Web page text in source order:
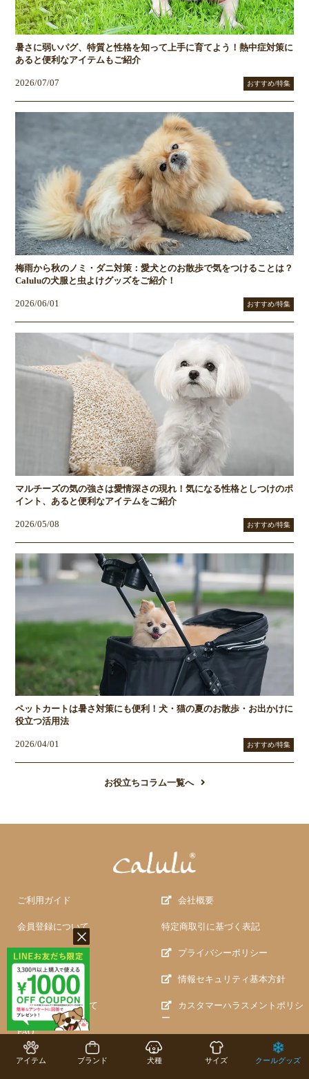
アイテム ブランド 犬種 サイズ クールグッズ
暑さに弱いパグ、特質と性格を知って上手に育てよう！熱中症対策に
あると便利なアイテムもご紹介
2026/07/07 おすすめ/特集
梅雨から秋のノミ・ダニ対策：愛犬とのお散歩で気をつけることは？
Caluluの犬服と虫よけグッズをご紹介！
2026/06/01 おすすめ/特集
マルチーズの気の強さは愛情深さの現れ！気になる性格としつけのポ
イント、あると便利なアイテムをご紹介
2026/05/08 おすすめ/特集
ペットカートは暑さ対策にも便利！犬・猫の夏のお散歩・お出かけに
役立つ活用法
2026/04/01 おすすめ/特集
お役立ちコラム一覧へ
ご利用ガイド
会員登録について
納期について
お支払について
返品・交換について
FAQ
会社概要
特定商取引に基づく表記
プライバシーポリシー
情報セキュリティ基本方針
カスタマーハラスメントポリシ
ー
トレードワークスとは